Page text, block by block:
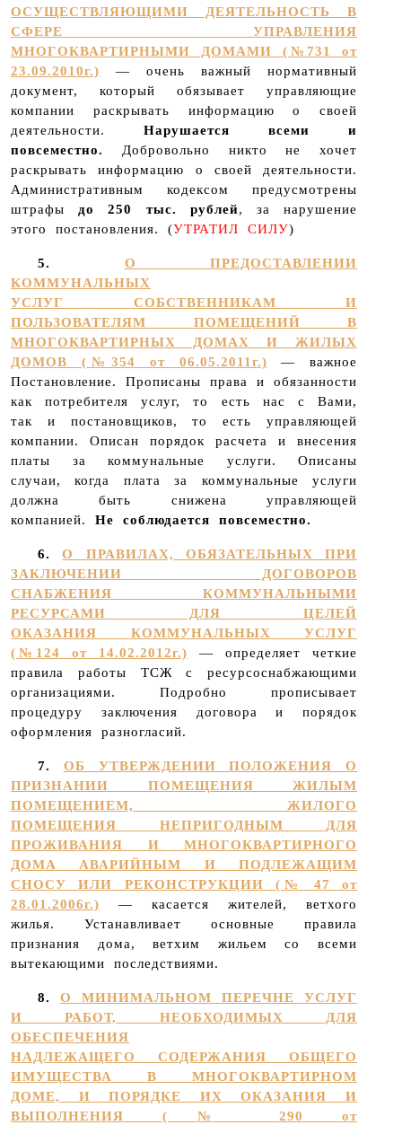
ОСУЩЕСТВЛЯЮЩИМИ ДЕЯТЕЛЬНОСТЬ В
СФЕРЕ УПРАВЛЕНИЯ
МНОГОКВАРТИРНЫМИ ДОМАМИ (№731 от
23.09.2010г.) — очень важный нормативный
документ, который обязывает управляющие
компании раскрывать информацию о своей
деятельности. Нарушается всеми и
повсеместно.
Добровольно никто не хочет
раскрывать информацию о своей деятельности.
Административным кодексом предусмотрены
штрафы до 250 тыс. рублей, за нарушение
этого постановления. (УТРАТИЛ СИЛУ)
5. О ПРЕДОСТАВЛЕНИИ
КОММУНАЛЬНЫХ
УСЛУГ СОБСТВЕННИКАМ И
ПОЛЬЗОВАТЕЛЯМ ПОМЕЩЕНИЙ В
МНОГОКВАРТИРНЫХ ДОМАХ И ЖИЛЫХ
ДОМОВ (№354 от 06.05.2011г.) — важное
Постановление. Прописаны права и обязанности
как потребителя услуг, то есть нас с Вами,
так и постановщиков, то есть управляющей
компании. Описан порядок расчета и внесения
платы за коммунальные услуги. Описаны
случаи, когда плата за коммунальные услуги
должна быть снижена управляющей
компанией. Не соблюдается повсеместно.
6.О ПРАВИЛАХ, ОБЯЗАТЕЛЬНЫХ ПРИ
ЗАКЛЮЧЕНИИ ДОГОВОРОВ
СНАБЖЕНИЯ КОММУНАЛЬНЫМИ
РЕСУРСАМИ ДЛЯ ЦЕЛЕЙ
ОКАЗАНИЯ КОММУНАЛЬНЫХ УСЛУГ
(№124 от 14.02.2012г.) — определяет четкие
правила работы ТСЖ с ресурсоснабжающими
организациями. Подробно прописывает
процедуру заключения договора и порядок
оформления разногласий.
7. ОБ УТВЕРЖДЕНИИ ПОЛОЖЕНИЯ О
ПРИЗНАНИИ ПОМЕЩЕНИЯ ЖИЛЫМ
ПОМЕЩЕНИЕМ, ЖИЛОГО
ПОМЕЩЕНИЯ НЕПРИГОДНЫМ ДЛЯ
ПРОЖИВАНИЯ И МНОГОКВАРТИРНОГО
ДОМА АВАРИЙНЫМ И ПОДЛЕЖАЩИМ
СНОСУ ИЛИ РЕКОНСТРУКЦИИ (№ 47 от
28.01.2006г.) — касается жителей, ветхого
жилья. Устанавливает основные правила
признания дома, ветхим жильем со всеми
вытекающими последствиями.
8. О МИНИМАЛЬНОМ ПЕРЕЧНЕ УСЛУГ
И РАБОТ, НЕОБХОДИМЫХ ДЛЯ
ОБЕСПЕЧЕНИЯ
НАДЛЕЖАЩЕГО СОДЕРЖАНИЯ ОБЩЕГО
ИМУЩЕСТВА В МНОГОКВАРТИРНОМ
ДОМЕ, И ПОРЯДКЕ ИХ ОКАЗАНИЯ И
ВЫПОЛНЕНИЯ (№ 290 от